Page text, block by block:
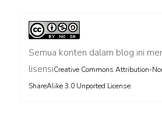
Semua konten dalam blog ini
lisensiCreative Commons Attribution-
ShareAlike 3.0 Unported License.